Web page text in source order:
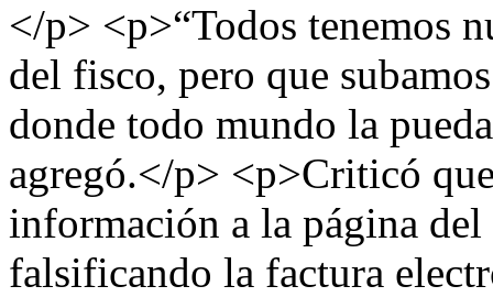
</p> <p>“Todos tenemos
del fisco, pero que
donde todo mundo la
agregó.</p> <p>Criticó
información a la página
falsificando la factura